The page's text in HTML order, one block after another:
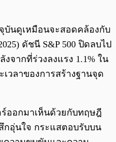
บันดูเหมือนจะสอดคล้องกับ
ดัชนี S&P 500 ปิดลบไป
งจากที่ร่วงลงแรง 1.1% ใน
วลาของการสร้างฐานจุด
ออกมาเห็นด้วยกับทฤษฎี
อุ่นใจ กระแสตอบรับบน